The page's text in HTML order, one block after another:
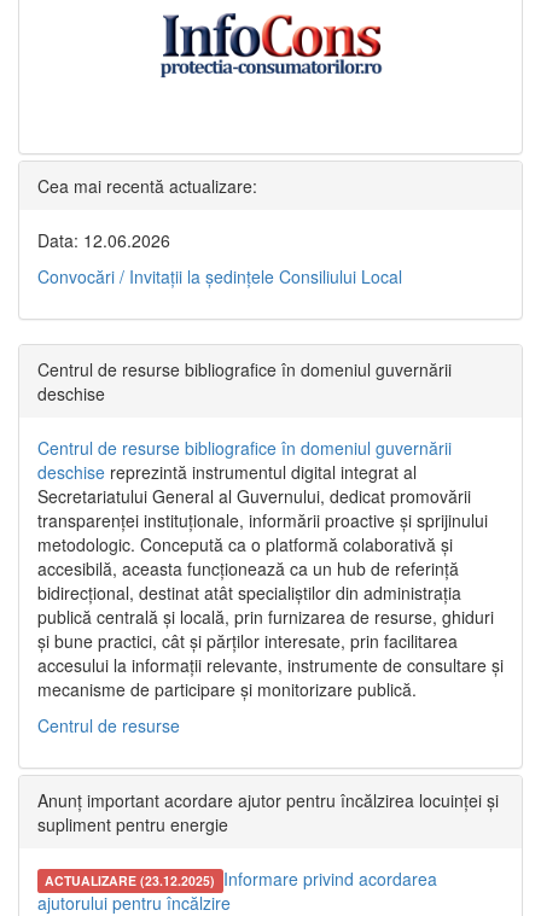
Cea mai recentă actualizare:
Data: 12.06.2026
Convocări / Invitaţii la şedinţele Consiliului Local
Centrul de resurse bibliografice în domeniul guvernării
deschise
Centrul de resurse bibliografice în domeniul guvernării
deschise reprezintă instrumentul digital integrat al
Secretariatului General al Guvernului, dedicat promovării
transparenței instituționale, informării proactive și sprijinului
metodologic. Concepută ca o platformă colaborativă și
accesibilă, aceasta funcționează ca un hub de referință
bidirecțional, destinat atât specialiștilor din administrația
publică centrală și locală, prin furnizarea de resurse, ghiduri
și bune practici, cât și părților interesate, prin facilitarea
accesului la informații relevante, instrumente de consultare și
mecanisme de participare și monitorizare publică.
Centrul de resurse
Anunț important acordare ajutor pentru încălzirea locuinței și
supliment pentru energie
ACTUALIZARE (23.12.2025) Informare privind acordarea
ajutorului pentru încălzire